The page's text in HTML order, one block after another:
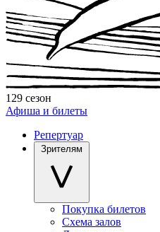
129 сезон
Афиша и билеты
Репертуар
Зрителям
Покупка билетов
Схема залов